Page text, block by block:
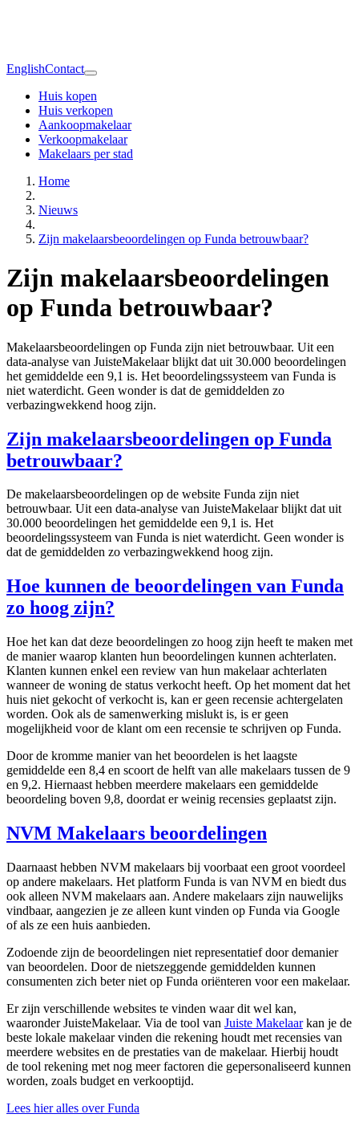
EnglishContact
Huis kopen
Huis verkopen
Aankoopmakelaar
Verkoopmakelaar
Makelaars per stad
Home
Nieuws
Zijn makelaarsbeoordelingen op Funda betrouwbaar?
Zijn makelaarsbeoordelingen
op Funda betrouwbaar?
Makelaarsbeoordelingen op Funda zijn niet betrouwbaar. Uit een
data-analyse van JuisteMakelaar blijkt dat uit 30.000 beoordelingen
het gemiddelde een 9,1 is. Het beoordelingssysteem van Funda is
niet waterdicht. Geen wonder is dat de gemiddelden zo
verbazingwekkend hoog zijn.
Zijn makelaarsbeoordelingen op Funda
betrouwbaar?
De makelaarsbeoordelingen op de website Funda zijn niet
betrouwbaar. Uit een data-analyse van JuisteMakelaar blijkt dat uit
30.000 beoordelingen het gemiddelde een 9,1 is. Het
beoordelingssysteem van Funda is niet waterdicht. Geen wonder is
dat de gemiddelden zo verbazingwekkend hoog zijn.
Hoe kunnen de beoordelingen van Funda
zo hoog zijn?
Hoe het kan dat deze beoordelingen zo hoog zijn heeft te maken met
de manier waarop klanten hun beoordelingen kunnen achterlaten.
Klanten kunnen enkel een review van hun makelaar achterlaten
wanneer de woning de status verkocht heeft. Op het moment dat het
huis niet gekocht of verkocht is, kan er geen recensie achtergelaten
worden. Ook als de samenwerking mislukt is, is er geen
mogelijkheid voor de klant om een recensie te schrijven op Funda.
Door de kromme manier van het beoordelen is het laagste
gemiddelde een 8,4 en scoort de helft van alle makelaars tussen de 9
en 9,2. Hiernaast hebben meerdere makelaars een gemiddelde
beoordeling boven 9,8, doordat er weinig recensies geplaatst zijn.
NVM Makelaars beoordelingen
Daarnaast hebben NVM makelaars bij voorbaat een groot voordeel
op andere makelaars. Het platform Funda is van NVM en biedt dus
ook alleen NVM makelaars aan. Andere makelaars zijn nauwelijks
vindbaar, aangezien je ze alleen kunt vinden op Funda via Google
of als ze een huis aanbieden.
Zodoende zijn de beoordelingen niet representatief door demanier
van beoordelen. Door de nietszeggende gemiddelden kunnen
consumenten zich beter niet op Funda oriënteren voor een makelaar.
Er zijn verschillende websites te vinden waar dit wel kan,
waaronder JuisteMakelaar. Via de tool van Juiste Makelaarkan je de
beste lokale makelaar vinden die rekening houdt met recensies van
meerdere websites en de prestaties van de makelaar. Hierbij houdt
de tool rekening met nog meer factoren die gepersonaliseerd kunnen
worden, zoals budget en verkooptijd.
Lees hier alles over Funda